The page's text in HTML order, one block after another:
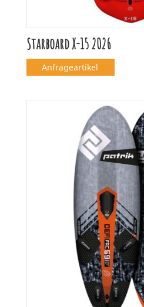
Starboard X-15 2026
Anfrageartikel